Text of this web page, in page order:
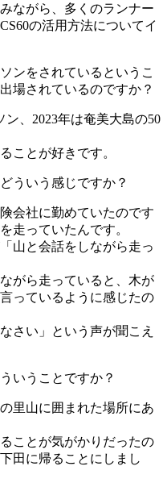
ながら、多くのランナー
の活用方法についてイ
ンをされているというこ
場されているのですか？
、2023年は奄美大島の50
ことが好きです。
ういう感じですか？
会社に勤めていたのです
走っていたんです。
山と会話をしながら走っ
がら走っていると、木が
っているように感じたの
さい」という声が聞こえ
いうことですか？
里山に囲まれた場所にあ
ことが気がかりだったの
田に帰ることにしまし